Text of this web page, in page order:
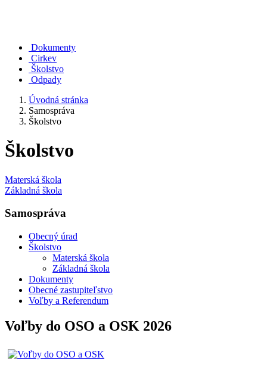
Dokumenty
Cirkev
Školstvo
Odpady
Úvodná stránka
Samospráva
Školstvo
Školstvo
Materská škola
Základná škola
Samospráva
Obecný úrad
Školstvo
Materská škola
Základná škola
Dokumenty
Obecné zastupiteľstvo
Voľby a Referendum
Voľby do OSO a OSK 2026